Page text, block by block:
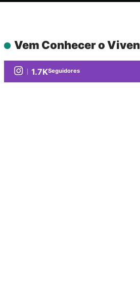
Vem Conhecer o
1.7KSeguidores